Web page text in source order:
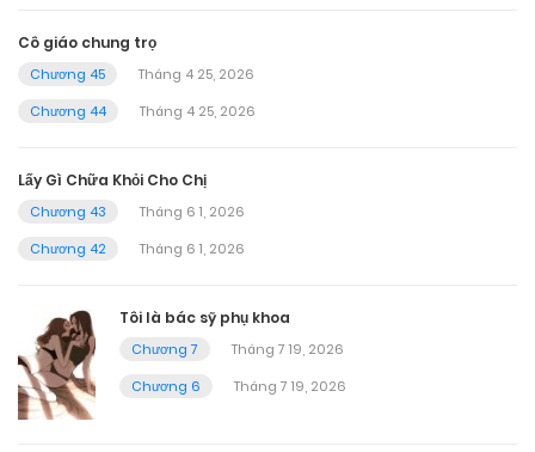
Cô giáo chung trọ
Chương 45
Tháng 4 25, 2026
Chương 44
Tháng 4 25, 2026
Lấy Gì Chữa Khỏi Cho Chị
Chương 43
Tháng 6 1, 2026
Chương 42
Tháng 6 1, 2026
Tôi là bác sỹ phụ khoa
Chương 7
Tháng 7 19, 2026
Chương 6
Tháng 7 19, 2026